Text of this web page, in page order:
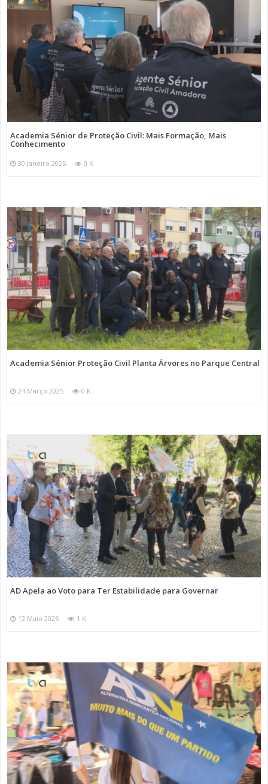
Academia Sénior de Proteção Civil: Mais Formação, Mais
Conhecimento
30 Janeiro 2025 0 K
Academia Sénior Proteção Civil Planta Árvores no Parque Central
24 Março 2025 0 K
AD Apela ao Voto para Ter Estabilidade para Governar
12 Maio 2025 1 K